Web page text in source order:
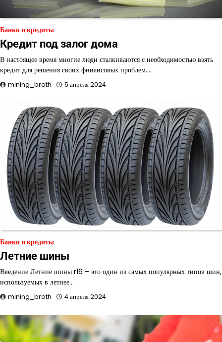
Банки и кредиты
Кредит под залог дома
В настоящее время многие люди сталкиваются с необходимостью взять
кредит для решения своих финансовых проблем.…
mining_broth 5 апреля 2024
Банки и кредиты
Летние шины
Введение Летние шины r16 – это один из самых популярных типов шин,
используемых в летнее…
mining_broth 4 апреля 2024